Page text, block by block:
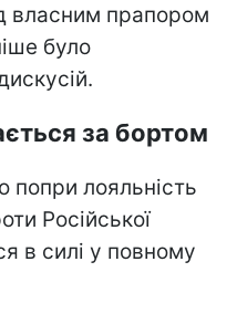
власним прапором
було
за бортом
попри лояльність
Російської
в силі у повному